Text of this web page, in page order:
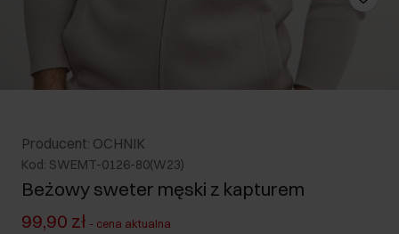
Producent: OCHNIK
Kod: SWEMT-0126-80(W23)
Beżowy sweter męski z kapturem
99,90 zł - cena aktualna